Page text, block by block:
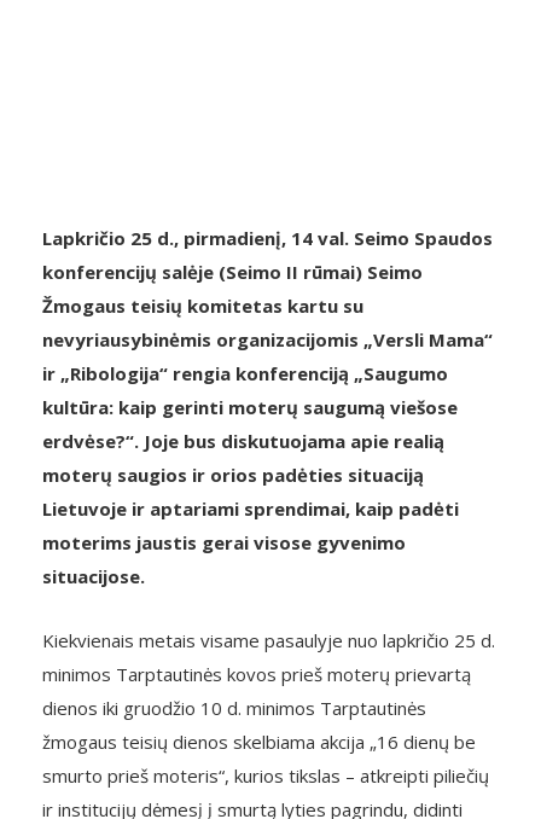
Lapkričio 25 d., pirmadienį, 14 val. Seimo Spaudos
konferencijų salėje (Seimo II rūmai) Seimo
Žmogaus teisių komitetas kartu su
nevyriausybinėmis organizacijomis „Versli Mama“
ir „Ribologija“ rengia konferenciją „Saugumo
kultūra: kaip gerinti moterų saugumą viešose
erdvėse?“. Joje bus diskutuojama apie realią
moterų saugios ir orios padėties situaciją
Lietuvoje ir aptariami sprendimai, kaip padėti
moterims jaustis gerai visose gyvenimo
situacijose.
Kiekvienais metais visame pasaulyje nuo lapkričio 25 d.
minimos Tarptautinės kovos prieš moterų prievartą
dienos iki gruodžio 10 d. minimos Tarptautinės
žmogaus teisių dienos skelbiama akcija „16 dienų be
smurto prieš moteris“, kurios tikslas – atkreipti piliečių
ir institucijų dėmesį į smurtą lyties pagrindu, didinti